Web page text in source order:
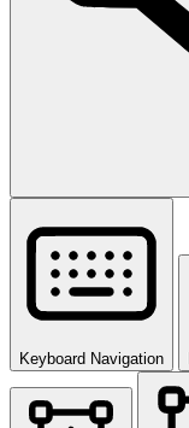
Keyboard Navigation